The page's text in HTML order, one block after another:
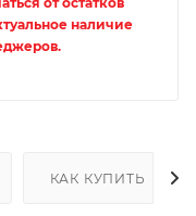
наличие
КАК КУПИТЬ